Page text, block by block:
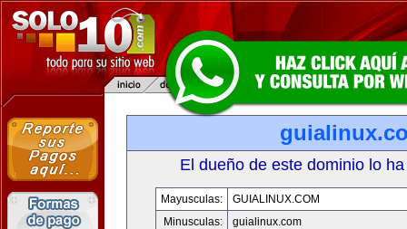
El dueño de este dominio lo
Mayusculas:
GUIALINUX.COM
Minusculas:
guialinux.com